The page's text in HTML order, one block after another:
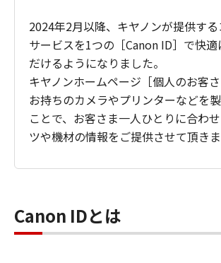
2024年2月以降、キヤノンが提供す
サービスを1つの［Canon ID］で快
だけるようになりました。
キヤノンホームページ［個人のお客さ
お持ちのカメラやプリンターなどを
ことで、お客さま一人ひとりに合わ
ツや機材の情報をご提供させて頂きま
Canon IDとは